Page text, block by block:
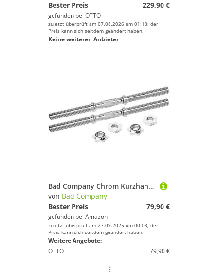
Bester Preis
229,90 €
gefunden bei OTTO
zuletzt überprüft am 07.08.2026 um 01:18; der
Preis kann sich seitdem geändert haben.
Keine weiteren Anbieter
Bad Company Chrom Kurzhantelstange mit drehbaren, ergonomischen Griffen inkl. Sternverschlüssen 30/31 mm I 2 Stück - 51 cm
von Bad Company
Bester Preis
79,90 €
gefunden bei Amazon
zuletzt überprüft am 27.09.2025 um 00:03; der
Preis kann sich seitdem geändert haben.
Weitere Angebote:
OTTO
79,90 €